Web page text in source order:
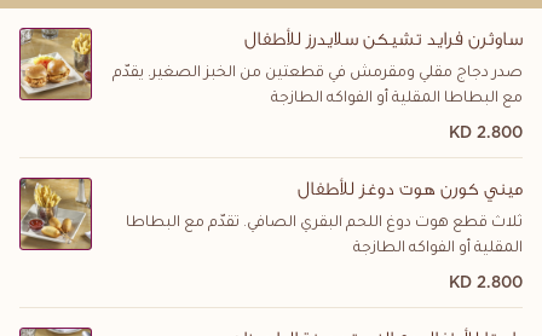
ساوثرن فرايد تشيكن سلايدرز للأطفال
صدر دجاج مقلي ومقرمش في قطعتين من الخبز الصغير. يقدّم
مع البطاطا المقلية أو الفواكه الطازجة
2.800 KD
ميني كورن هوت دوغز للأطفال
ثلاث قطع هوت دوغ اللحم البقري الصافي. تقدّم مع البطاطا
المقلية أو الفواكه الطازجة
2.800 KD